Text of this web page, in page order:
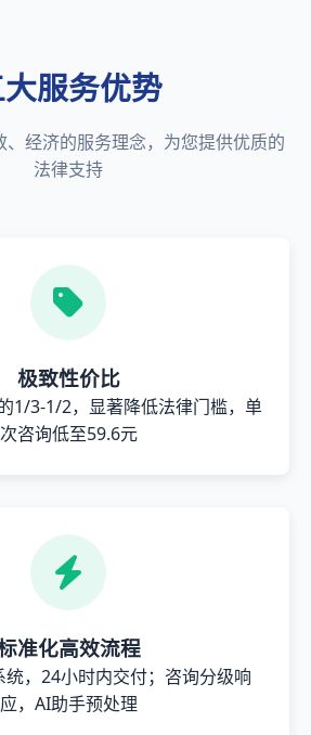
服务优势
、经济的服务理念，为您提供优质的
法律支持
极致性价比
1/3-1/2，显著降低法律门槛，单
次咨询低至59.6元
准化高效流程
，24小时内交付；咨询分级响
应，AI助手预处理